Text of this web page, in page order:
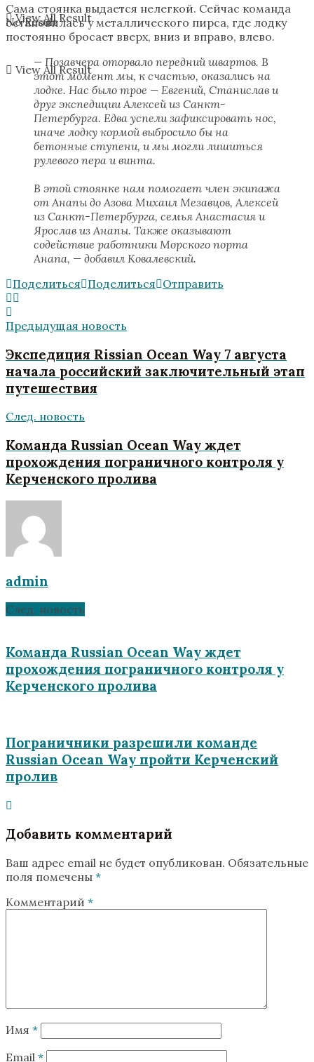
View All Result
No Result
View All Result
Сама стоянка выдается нелегкой. Сейчас команда
остановилась у металлического пирса, где лодку
постоянно бросает вверх, вниз и вправо, влево.
— Позавчера оторвало передний швартов. В
этот момент мы, к счастью, оказались на
лодке. Нас было трое — Евгений, Станислав и
друг экспедиции Алексей из Санкт-
Петербурга. Едва успели зафиксировать нос,
иначе лодку кормой выбросило бы на
бетонные ступени, и мы могли лишиться
рулевого пера и винта.
В этой стоянке нам помогает член экипажа
от Анапы до Азова Михаил Мезавцов, Алексей
из Санкт-Петербурга, семья Анастасия и
Ярослав из Анапы. Также оказывают
содействие работники Морского порта
Анапа, — добавил Ковалевский.
Поделиться Поделиться Отправить
Предыдущая новость
Экспедиция Rissian Ocean Way 7 августа
начала российский заключительный этап
путешествия
След. новость
Команда Russian Ocean Way ждет
прохождения пограничного контроля у
Керченского пролива
admin
След. новость
Команда Russian Ocean Way ждет
прохождения пограничного контроля у
Керченского пролива
Пограничники разрешили команде
Russian Ocean Way пройти Керченский
пролив
Добавить комментарий
Ваш адрес email не будет опубликован. Обязательные
поля помечены *
Комментарий *
Имя *
Email *